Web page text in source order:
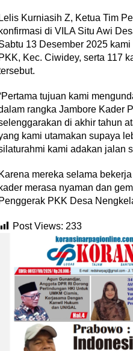
Lelis Kurniasih Z, Ketua Tim
konfirmasi di VILA Situ Awi
13 Desember 2025
PKK, Kec. Ciwidey, serta 117
tujuan kami
rangka Jambore Kader
di akhir tahun
kami utamakan supaya
kami adakan jalan
Karena mereka selama
kader merasa nyaman dan
Penggerak PKK Desa
Post Views: 233
Jabar
Republik
Di Akademia,
‎Bupati
Akar
Ngalaksa